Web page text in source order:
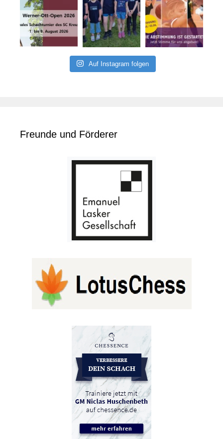
Auf Instagram folgen
Freunde und Förderer